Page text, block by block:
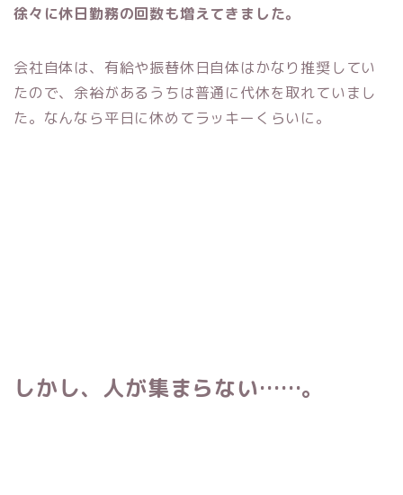
徐々に休日勤務の回数も増えてきました。
会社自体は、有給や振替休日自体はかなり推奨してい
たので、余裕があるうちは普通に代休を取れていまし
た。なんなら平日に休めてラッキーくらいに。
しかし、人が集まらない……。